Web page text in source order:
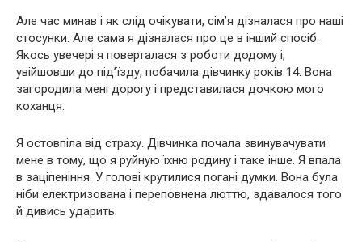
Але час минав і як слід очікувати, сім’я дізналася про наші
стосунки. Але сама я дізналася про це в інший спосіб.
Якось увечері я поверталася з роботи додому і,
увійшовши до під’їзду, побачила дівчинку років 14. Вона
загородила мені дорогу і представилася дочкою мого
коханця.
Я остовпіла від страху. Дівчинка почала звинувачувати
мене в тому, що я руйную їхню родину і таке інше. Я впала
в заціпеніння. У голові крутилися погані думки. Вона була
ніби електризована і переповнена люттю, здавалося того
й дивись ударить.